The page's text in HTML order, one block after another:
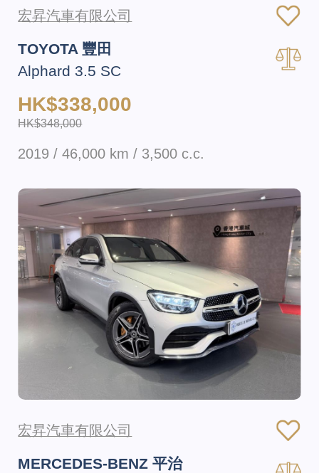
宏昇汽車有限公司
TOYOTA 豐田
Alphard 3.5 SC
HK$338,000
HK$348,000
2019 / 46,000 km / 3,500 c.c.
宏昇汽車有限公司
MERCEDES-BENZ 平治